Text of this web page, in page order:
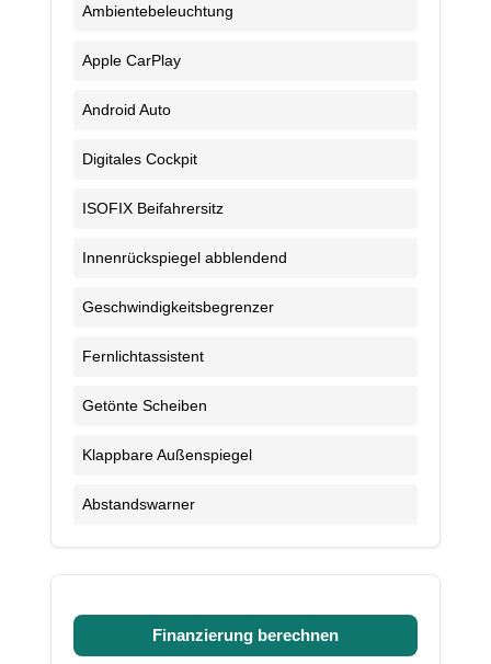
Ambientebeleuchtung
Apple CarPlay
Android Auto
Digitales Cockpit
ISOFIX Beifahrersitz
Innenrückspiegel abblendend
Geschwindigkeitsbegrenzer
Fernlichtassistent
Getönte Scheiben
Klappbare Außenspiegel
Abstandswarner
Finanzierung berechnen